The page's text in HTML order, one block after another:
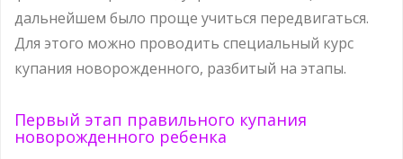
дальнейшем было проще учиться передвигаться.
Для этого можно проводить специальный курс
купания новорожденного, разбитый на этапы.
Первый этап правильного купания
новорожденного ребенка